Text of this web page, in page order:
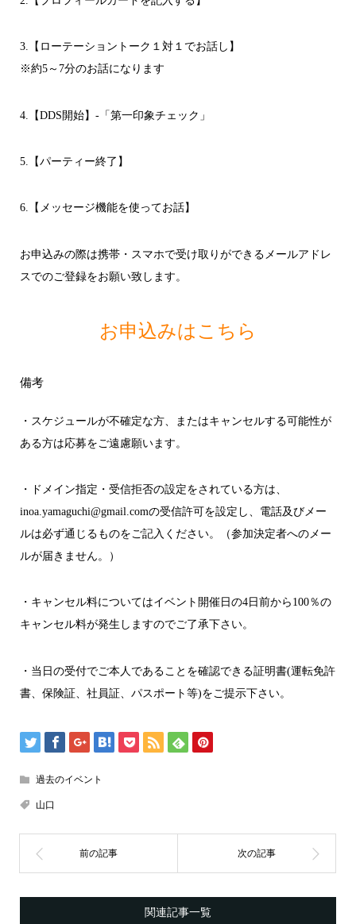
3.【ローテーショントーク１対１でお話し】
※約5～7分のお話になります
4.【DDS開始】-「第一印象チェック」
5.【パーティー終了】
6.【メッセージ機能を使ってお話】
お申込みの際は携帯・スマホで受け取りができるメールアドレ
スでのご登録をお願い致します。
お申込みはこちら
備考
・スケジュールが不確定な方、またはキャンセルする可能性が
ある方は応募をご遠慮願います。
・ドメイン指定・受信拒否の設定をされている方は、
inoa.yamaguchi@gmail.comの受信許可を設定し、電話及びメー
ルは必ず通じるものをご記入ください。（参加決定者へのメー
ルが届きません。）
・キャンセル料についてはイベント開催日の4日前から100％の
キャンセル料が発生しますのでご了承下さい。
・当日の受付でご本人であることを確認できる証明書(運転免許
書、保険証、社員証、パスポート等)をご提示下さい。
過去のイベント
山口
関連記事一覧